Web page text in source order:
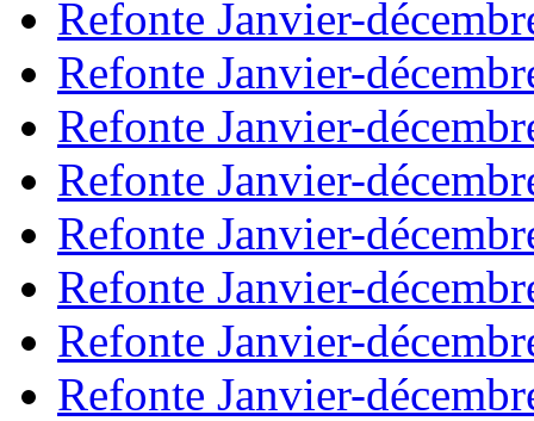
Refonte Janvier-
Refonte Janvier-
Refonte Janvier-
Refonte Janvier-
Refonte Janvier-
Refonte Janvier-
Refonte Janvier-
Refonte Janvier-